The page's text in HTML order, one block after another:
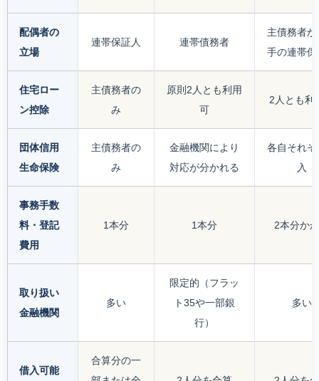
配偶者の
立場
連帯保証人 連帯債務者
主債務者か
手の連帯保
住宅ロー
ン控除
主債務者の
み
原則2人とも利用
可
2人とも利
団体信用
生命保険
主債務者の
み
金融機関により
対応が分かれる
各自それぞ
入
事務手数
料・登記
費用
1本分 1本分 2本分か
取り扱い
金融機関
多い
限定的（フラッ
ト35や一部銀
行）
多い
借入可能
合算分の一